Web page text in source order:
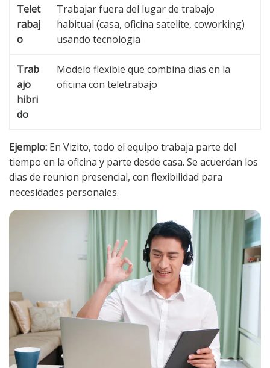
Telet
rabaj
o
Trabajar fuera del lugar de trabajo
habitual (casa, oficina satelite, coworking)
usando tecnologia
Trab
ajo
hibri
do
Modelo flexible que combina dias en la
oficina con teletrabajo
Ejemplo: En Vizito, todo el equipo trabaja parte del
tiempo en la oficina y parte desde casa. Se acuerdan los
dias de reunion presencial, con flexibilidad para
necesidades personales.